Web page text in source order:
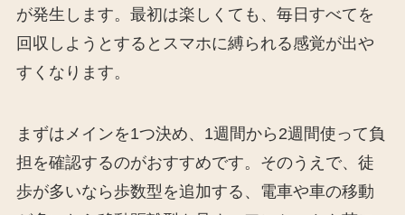
が発生します。最初は楽しくても、毎日すべてを
回収しようとするとスマホに縛られる感覚が出や
すくなります。
まずはメインを1つ決め、1週間から2週間使って負
担を確認するのがおすすめです。そのうえで、徒
歩が多いなら歩数型を追加する、電車や車の移動